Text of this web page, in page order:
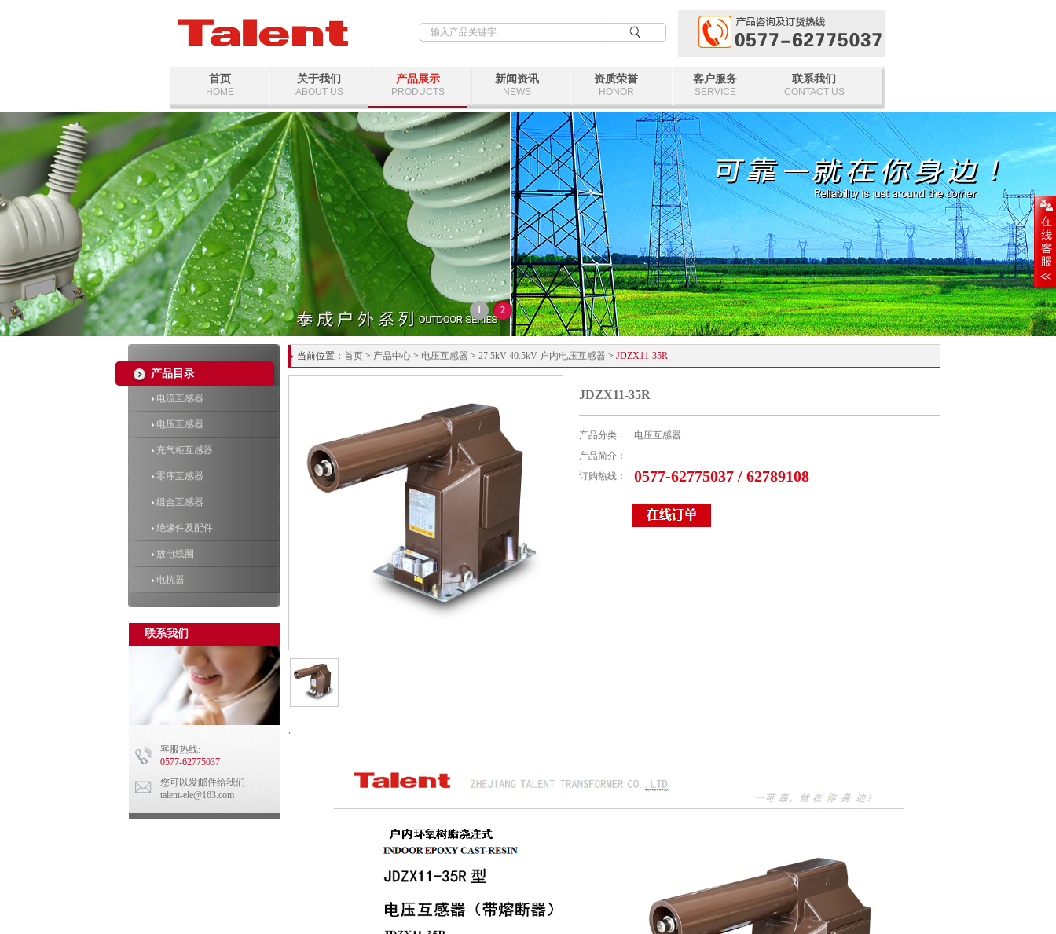
首页
HOME
关于我们
ABOUT US
产品展示
PRODUCTS
新闻资讯
NEWS
资质荣誉
HONOR
客户服务
SERVICE
联系我们
CONTACT US
1 2
产品目录
电流互感器
电压互感器
充气柜互感器
零序互感器
组合互感器
绝缘件及配件
放电线圈
电抗器
联系我们
客服热线:
0577-62775037
您可以发邮件给我们
talent-ele@163.com
当前位置： 首页 > 产品中心 > 电压互感器 > 27.5kV-40.5kV 户内电压互感器 > JDZX11-35R
JDZX11-35R
产品分类：
电压互感器
产品简介：
订购热线：
0577-62775037 / 62789108
,